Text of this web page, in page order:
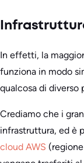
In effetti, la
funziona in modo
qualcosa di diverso
Crediamo che i
infrastruttura, ed è
cloud AWS